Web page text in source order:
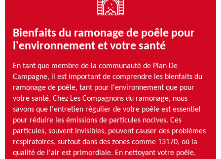
Bienfaits du ramonage de poêle pour
l'environnement et votre santé
En tant que membre de la communauté de Plan De
Campagne, il est important de comprendre les bienfaits du
ramonage de poêle, tant pour l'environnement que pour
votre santé. Chez Les Compagnons du ramonage, nous
savons que l'entretien régulier de votre poêle est essentiel
pour réduire les émissions de particules nocives. Ces
particules, souvent invisibles, peuvent causer des problèmes
respiratoires, surtout dans des zones comme 13170, où la
qualité de l'air est primordiale. En nettoyant votre poêle,